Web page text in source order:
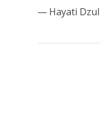
— Hayati